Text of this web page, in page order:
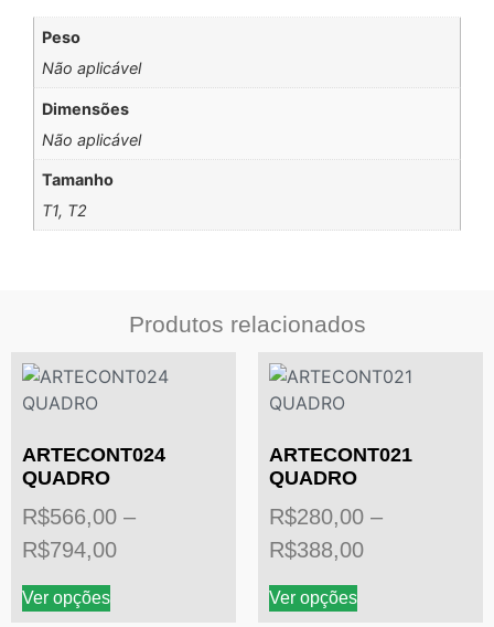
Peso
Não aplicável
Dimensões
Não aplicável
Tamanho
T1, T2
Produtos relacionados
ARTECONT024
QUADRO
R$566,00 –
R$794,00
Ver opções
ARTECONT021
QUADRO
R$280,00 –
R$388,00
Ver opções